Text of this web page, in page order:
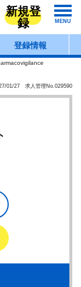
新規登
録
MENU
登録情報
01/27 求人管理No.029590